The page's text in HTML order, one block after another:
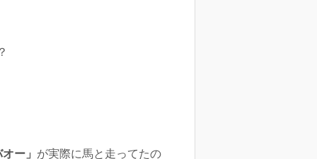
ー」 が実際に馬と走ってたの